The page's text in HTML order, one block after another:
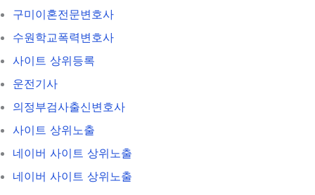
구미이혼전문변호사
수원학교폭력변호사
사이트 상위등록
운전기사
의정부검사출신변호사
사이트 상위노출
네이버 사이트 상위노출
네이버 사이트 상위노출